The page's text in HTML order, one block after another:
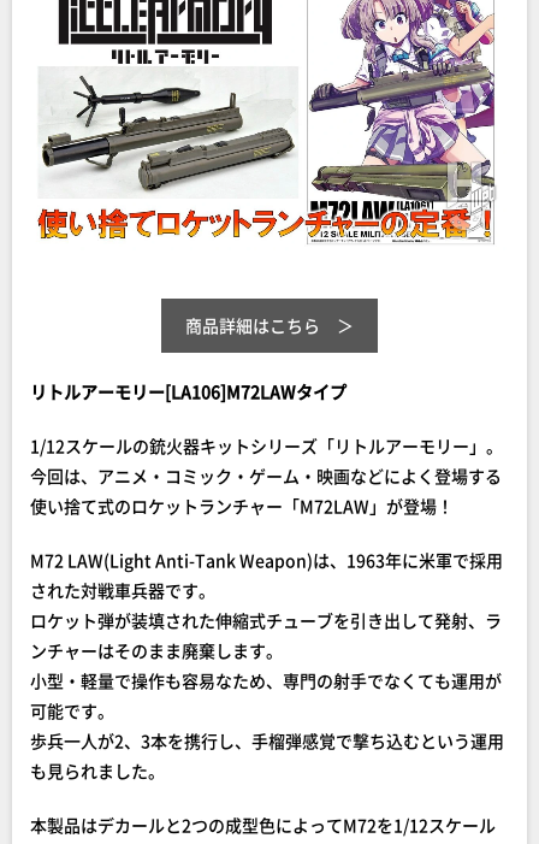
商品詳細はこちら
リトルアーモリー[LA106]M72LAWタイプ
1/12スケールの銃火器キットシリーズ「リトルアーモリー」。
今回は、アニメ・コミック・ゲーム・映画などによく登場する
使い捨て式のロケットランチャー「M72LAW」が登場！
M72 LAW(Light Anti-Tank Weapon)は、1963年に米軍で採用
された対戦車兵器です。
ロケット弾が装填された伸縮式チューブを引き出して発射、ラ
ンチャーはそのまま廃棄します。
小型・軽量で操作も容易なため、専門の射手でなくても運用が
可能です。
歩兵一人が2、3本を携行し、手榴弾感覚で撃ち込むという運用
も見られました。
本製品はデカールと2つの成型色によってM72を1/12スケール